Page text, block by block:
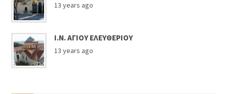
13 years ago
Ι.Ν. ΑΓΙΟΥ ΕΛΕΥΘΕΡΙΟΥ
13 years ago